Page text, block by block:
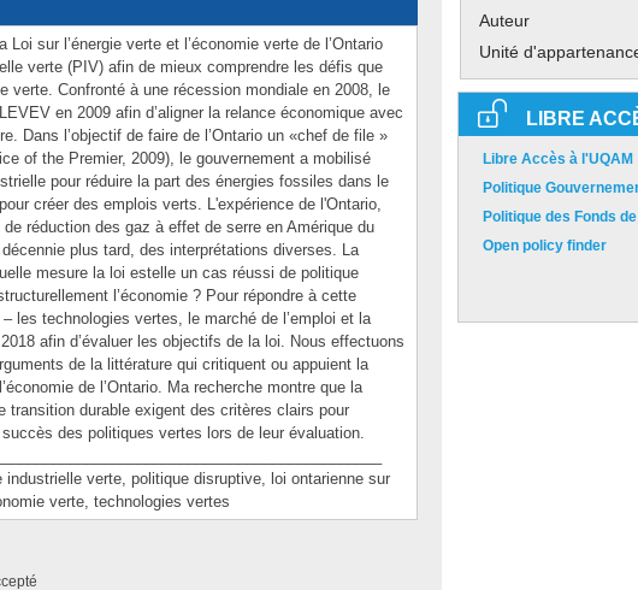
sur l’énergie verte et l’économie verte de l’Ontario
verte (PIV) afin de mieux comprendre les défis que
verte. Confronté à une récession mondiale en 2008, le
en 2009 afin d’aligner la relance économique avec
Dans l’objectif de faire de l’Ontario un «chef de file »
of the Premier, 2009), le gouvernement a mobilisé
pour réduire la part des énergies fossiles dans le
créer des emplois verts. L'expérience de l'Ontario,
réduction des gaz à effet de serre en Amérique du
plus tard, des interprétations diverses. La
mesure la loi estelle un cas réussi de politique
l’économie ? Pour répondre à cette
les technologies vertes, le marché de l’emploi et la
afin d’évaluer les objectifs de la loi. Nous effectuons
de la littérature qui critiquent ou appuient la
de l’Ontario. Ma recherche montre que la
transition durable exigent des critères clairs pour
des politiques vertes lors de leur évaluation.
industrielle verte, politique disruptive, loi ontarienne sur
verte, technologies vertes
Auteur
Unité
LIBRE
Libre Accès à l'UQAM
Politique
Politique des Fonds
Open policy finder